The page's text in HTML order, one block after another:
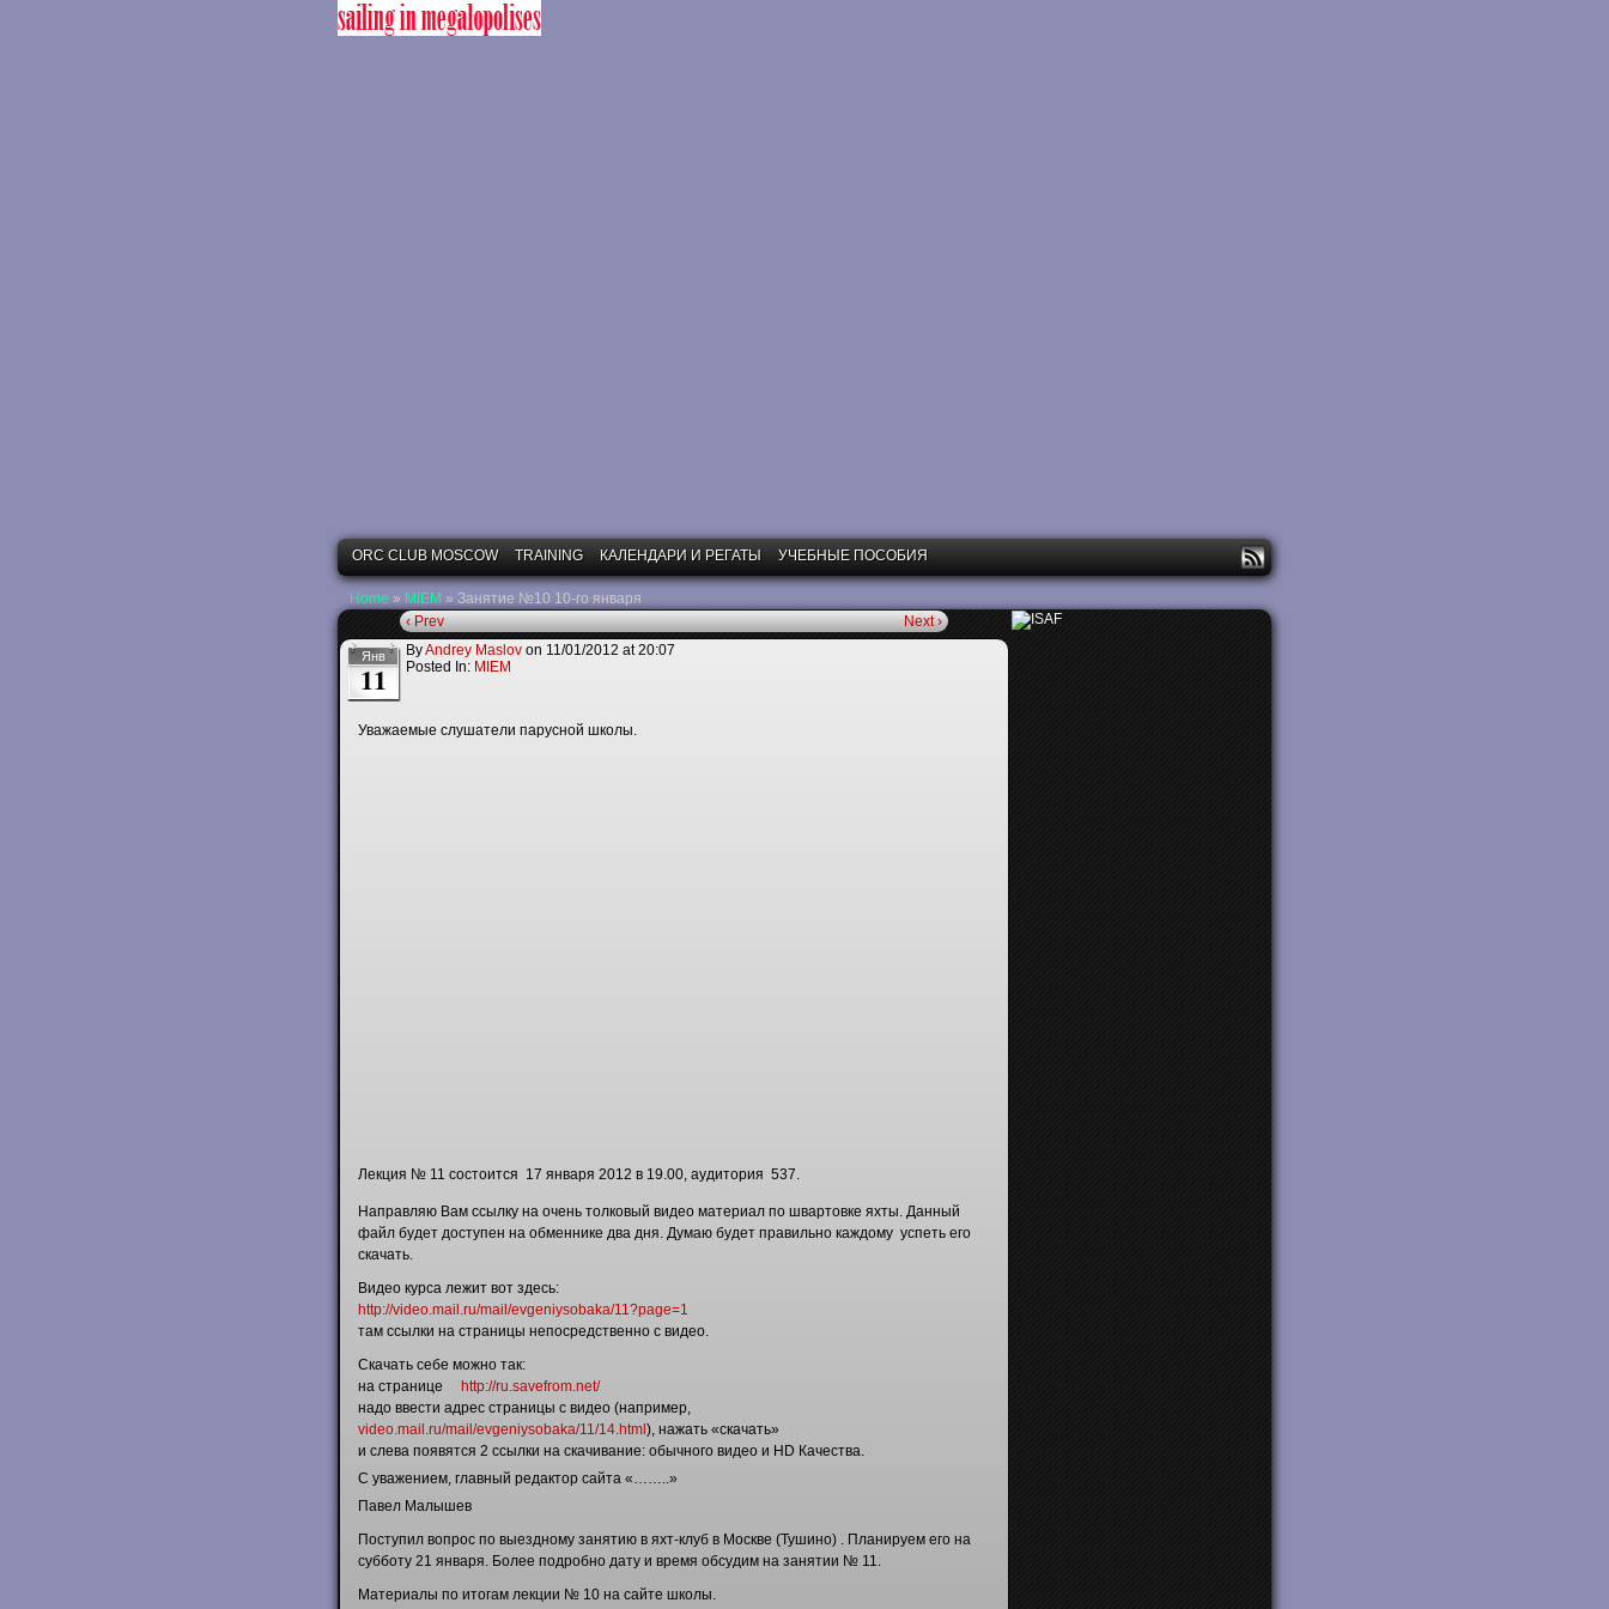
ORC CLUB MOSCOW TRAINING КАЛЕНДАРИ И РЕГАТЫ УЧЕБНЫЕ ПОСОБИЯ
Home » MIEM » Занятие №10 10-го января
‹ Prev
Next ›
Янв
11
ByAndrey Maslov on 11/01/2012 at20:07
Posted In: MIEM
Уважаемые слушатели парусной школы.
Лекция № 11 состоится 17 января 2012 в 19.00, аудитория 537.
Направляю Вам ссылку на очень толковый видео материал по швартовке яхты. Данный
файл будет доступен на обменнике два дня. Думаю будет правильно каждому успеть его
скачать.
Видео курса лежит вот здесь:
http://video.mail.ru/mail/evgeniysobaka/11?page=1
там ссылки на страницы непосредственно с видео.
Скачать себе можно так:
на странице
http://ru.savefrom.net/
надо ввести адрес страницы с видео (например,
video.mail.ru/mail/evgeniysobaka/11/14.html ), нажать «скачать»
и слева появятся 2 ссылки на скачивание: обычного видео и HD Качества.
С уважением, главный редактор сайта «……..»
Павел Малышев
Поступил вопрос по выездному занятию в яхт-клуб в Москве (Тушино) . Планируем его на
субботу 21 января. Более подробно дату и время обсудим на занятии № 11.
Материалы по итогам лекции № 10 на сайте школы.